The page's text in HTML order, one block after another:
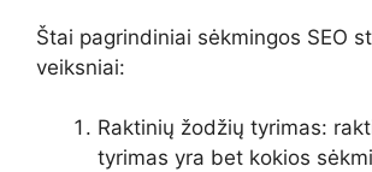
Štai pagrindiniai sėkmingos SEO
veiksniai:
Raktinių žodžių tyrimas:
tyrimas yra bet kokios